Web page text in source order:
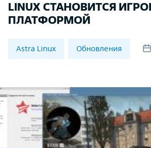
LINUX СТАНОВИТСЯ
ПЛАТФОРМОЙ
Astra Linux Обновления